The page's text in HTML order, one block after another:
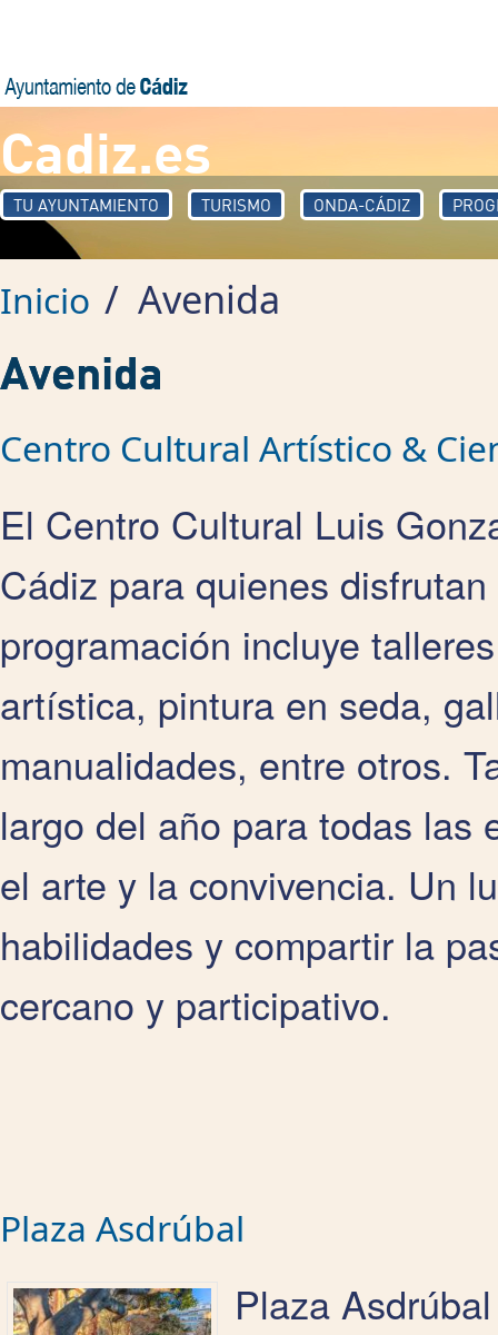
Cadiz.es
TU AYUNTAMIENTO TURISMO ONDA-CÁDIZ
Inicio / Avenida
Avenida
Centro Cultural Artístico &
El Centro Cultural Luis
Cádiz para quienes
programación incluye
artística, pintura en seda,
manualidades, entre otros.
largo del año para todas las
el arte y la convivencia. Un
habilidades y compartir la
cercano y participativo.
Plaza Asdrúbal
Plaza